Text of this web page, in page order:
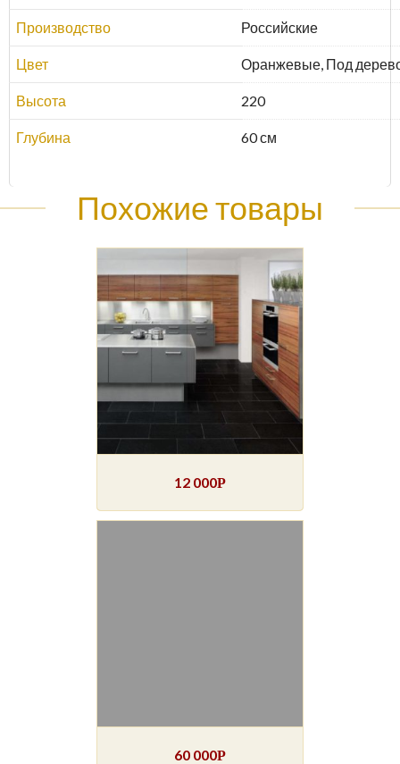
Производство Российские
Цвет Оранжевые, Под
Высота 220
Глубина 60 см
Похожие товары
12 000Р
60 000Р